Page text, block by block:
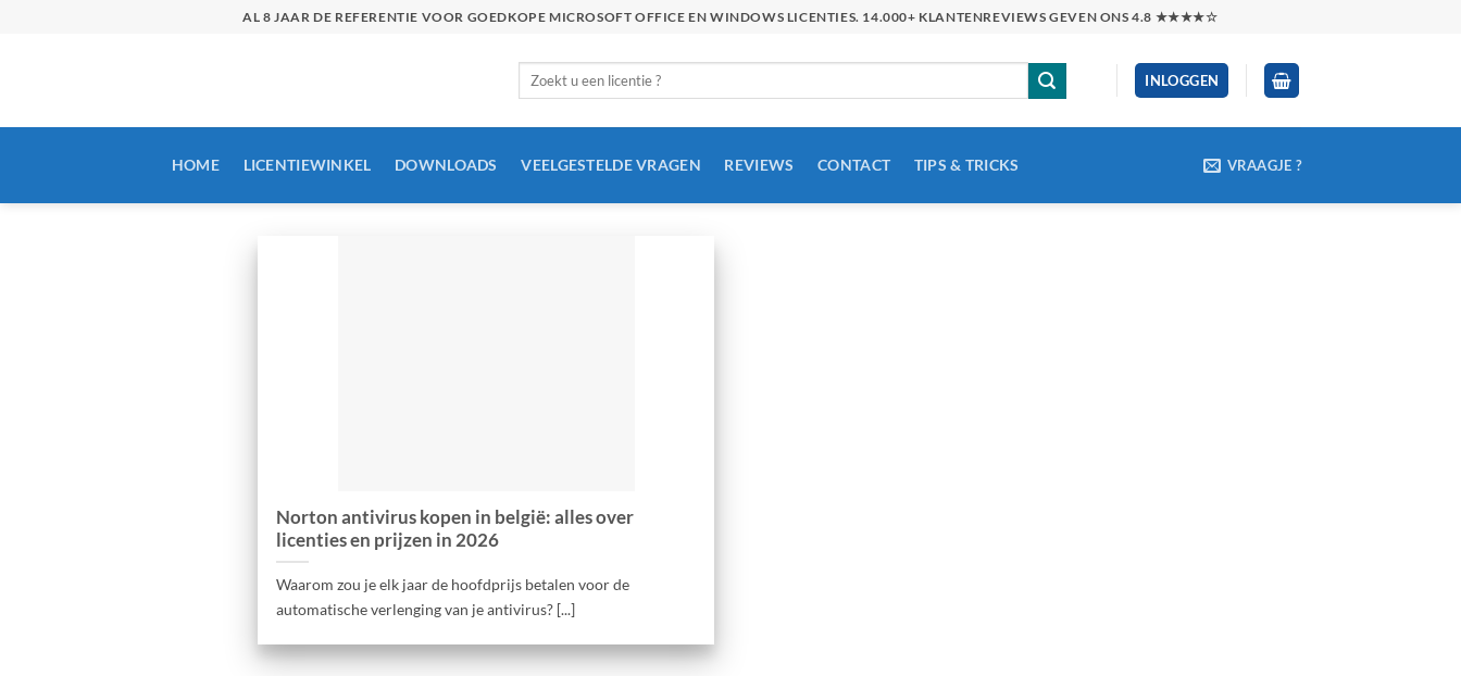
AL 8 JAAR DE REFERENTIE VOOR GOEDKOPE MICROSOFT OFFICE EN WINDOWS LICENTIES. 14.000+ KLANTENREVIEWS GEVEN ONS 4.8 ★★★★☆
Zoeken
INLOGGEN
HOME LICENTIEWINKEL DOWNLOADS VEELGESTELDE VRAGEN REVIEWS CONTACT TIPS & TRICKS VRAAGJE ?
Norton antivirus kopen in belgië: alles over
licenties en prijzen in 2026
Waarom zou je elk jaar de hoofdprijs betalen voor de
automatische verlenging van je antivirus? [...]